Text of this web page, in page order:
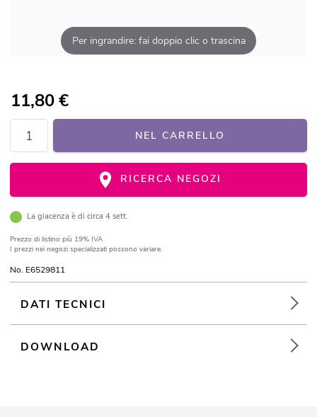
Per ingrandire: fai doppio clic o trascina
11,80€
NEL CARRELLO
RICERCA NEGOZI
La giacenza è di circa 4 sett.
Prezzo di listino più 19% IVA
I prezzi nei negozi specializzati possono variare.
No. E6529811
DATI TECNICI
DOWNLOAD